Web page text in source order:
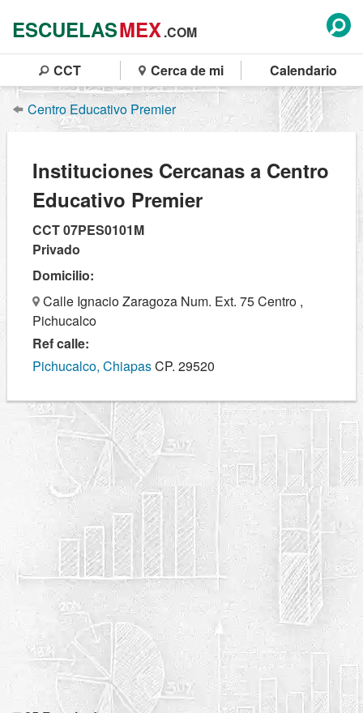
ESCUELASMEX.COM
CCT Cerca de mi Calendario
Centro Educativo Premier
Instituciones Cercanas a Centro
Educativo Premier
CCT 07PES0101M
Privado
Domicilio:
Calle Ignacio Zaragoza Num. Ext. 75 Centro ,
Pichucalco
Ref calle:
Pichucalco, ChiapasCP. 29520